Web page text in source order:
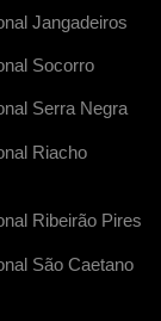
Jangadeiros
Socorro
Serra Negra
Riacho
Ribeirão Pires
São Caetano